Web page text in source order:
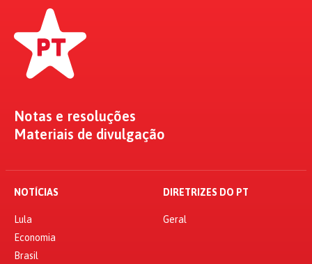
Notas e resoluções
Materiais de divulgação
NOTÍCIAS
Lula
Economia
Brasil
DIRETRIZES DO PT
Geral